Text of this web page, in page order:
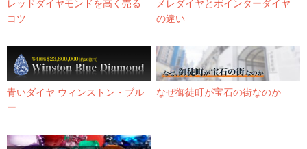
レッドダイヤモンドを高く売る
コツ
メレダイヤとポインターダイヤ
の違い
青いダイヤ ウィンストン・ブル
ー
なぜ御徒町が宝石の街なのか